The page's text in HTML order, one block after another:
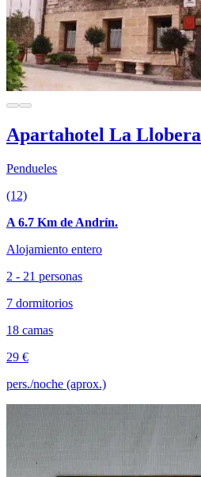
Apartahotel La Llobera
Pendueles
(12)
A 6.7 Km de Andrín.
Alojamiento entero
2 - 21 personas
7 dormitorios
18 camas
29 €
pers./noche (aprox.)